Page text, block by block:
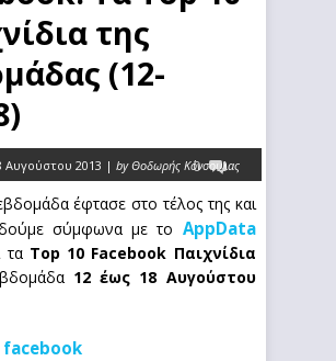
της
(12-
Αυγούστου 2013 | by Θοδωρής Κόνσουλας
0
έφτασε στο τέλος της και
σύμφωνα με το AppData
τα Top 10 Facebook Παιχνίδια
12 έως 18 Αυγούστου